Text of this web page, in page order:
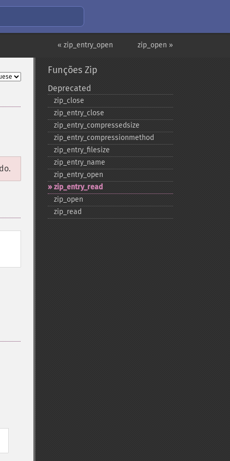
zip_open »
« zip_entry_open
Funções Zip
Deprecated
zip_​close
zip_​entry_​close
zip_​entry_​compressedsize
zip_​entry_​compressionmethod
zip_​entry_​filesize
zip_​entry_​name
zip_​entry_​open
zip_​entry_​read
zip_​open
zip_​read